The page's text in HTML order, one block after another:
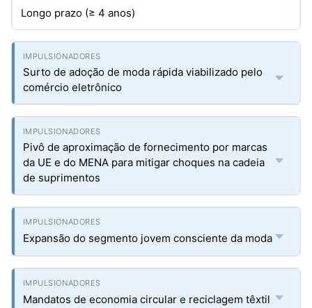
Longo prazo (≥ 4 anos)
Surto de adoção de moda rápida viabilizado pelo
comércio eletrônico
Pivô de aproximação de fornecimento por marcas
da UE e do MENA para mitigar choques na cadeia
de suprimentos
Expansão do segmento jovem consciente da moda
Mandatos de economia circular e reciclagem têxtil